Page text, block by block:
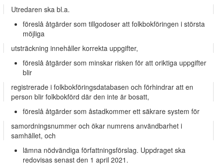
Utredaren ska bl.a.
föreslå åtgärder som tillgodoser att folkbokföringen i största
möjliga
utsträckning innehåller korrekta uppgifter,
föreslå åtgärder som minskar risken för att oriktiga uppgifter
blir
registrerade i folkbokföringsdatabasen och förhindrar att en
person blir folkbokförd där den inte är bosatt,
föreslå åtgärder som åstadkommer ett säkrare system för
samordningsnummer och ökar numrens användbarhet i
samhället, och
lämna nödvändiga författningsförslag. Uppdraget ska
redovisas senast den 1 april 2021.